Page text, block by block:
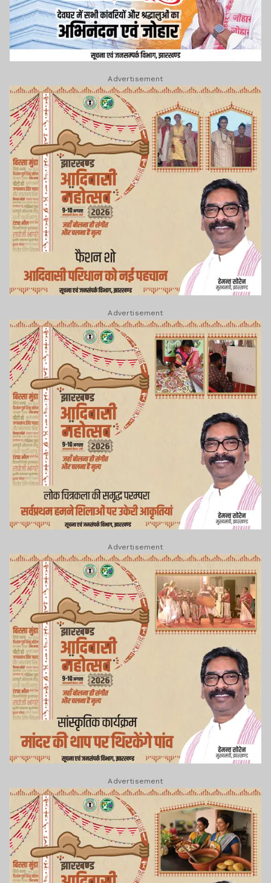
Advertisement
Advertisement
Advertisement
Advertisement